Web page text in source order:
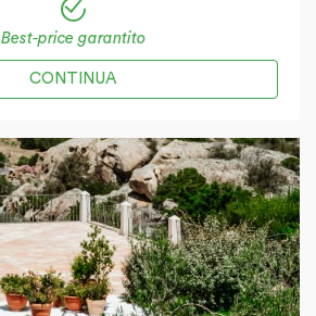
Best-price garantito
CONTINUA